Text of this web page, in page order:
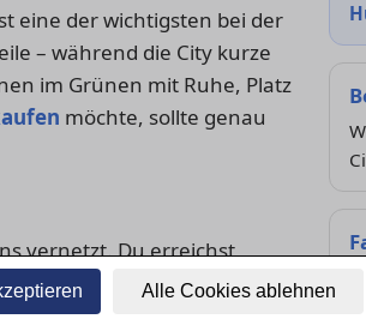
Alle Cookies ablehnen
eine der wichtigsten bei der
– während die City kurze
im Grünen mit Ruhe, Platz
möchte, sollte genau
vernetzt. Du erreichst
zu Fuß oder per ÖPNV.